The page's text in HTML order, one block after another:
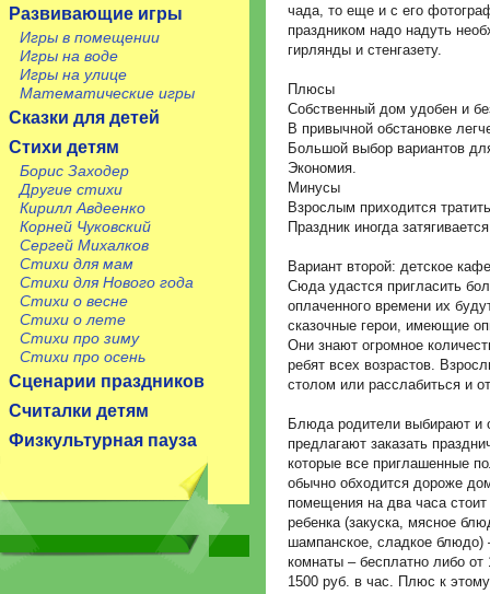
Развивающие игры
Игры в помещении
Игры на воде
Игры на улице
Математические игры
Сказки для детей
Стихи детям
Борис Заходер
Другие стихи
Кирилл Авдеенко
Корней Чуковский
Сергей Михалков
Стихи для мам
Стихи для Нового года
Стихи о весне
Стихи о лете
Стихи про зиму
Стихи про осень
Сценарии праздников
Считалки детям
Физкультурная пауза
чада, то еще и с его
праздником надо надуть
гирлянды и стенгазету.
Плюсы
Собственный дом удобен ­и
В привычной обстановке
Большой выбор вариантов
Экономия.
Минусы
Взрослым приходится
Праздник иногда
Вариант второй: детское кафе
Сюда удастся пригласить
оплаченного времени их
сказочные герои, имеющие
Они знают огромное
ребят всех возрастов.
столом или расслабиться и
Блюда родители выбирают и
предлагают заказать
которые все приглашенные
обычно обходится дороже
помещения на два часа
ребенка (закуска, мясное
шампанское, сладкое блюдо)
комнаты – бесплатно либо от
1500 руб. в час. Плюс к